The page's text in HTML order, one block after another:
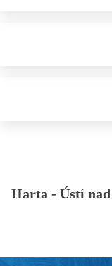
Harta - Ústí